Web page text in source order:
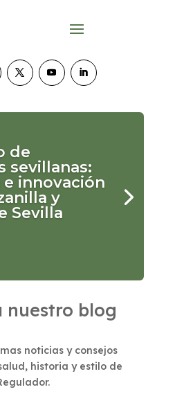
de
sevillanas:
innovación
y
Sevilla
nuestro blog
noticias y consejos
historia y estilo de